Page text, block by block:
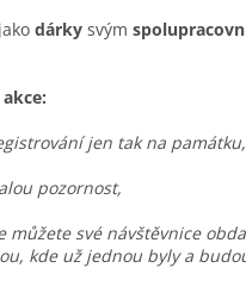
dárky svým
jen tak na památku,
pozornost,
své návštěvnice
kde už jednou byly a